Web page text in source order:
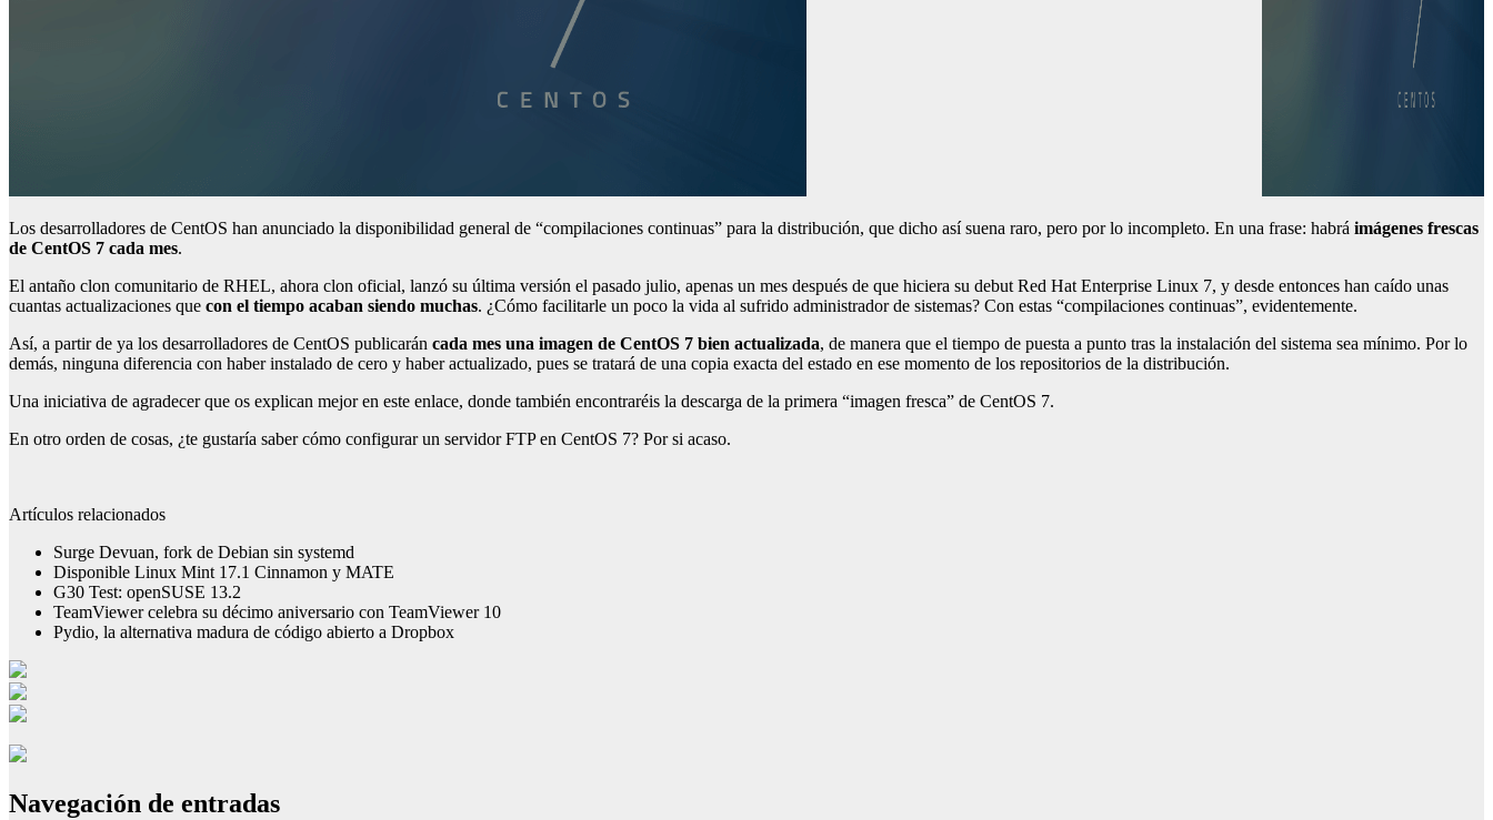
Los desarrolladores de CentOS han anunciado la disponibilidad general de “compilaciones continuas” para la distribución, que dicho así suena raro, pero por lo incompleto. En una frase: habrá imágenes frescas
de CentOS 7 cada mes.
El antaño clon comunitario de RHEL, ahora clon oficial, lanzó su última versión el pasado julio, apenas un mes después de que hiciera su debut Red Hat Enterprise Linux 7, y desde entonces han caído unas
cuantas actualizaciones que con el tiempo acaban siendo muchas. ¿Cómo facilitarle un poco la vida al sufrido administrador de sistemas? Con estas “compilaciones continuas”, evidentemente.
Así, a partir de ya los desarrolladores de CentOS publicarán cada mes una imagen de CentOS 7 bien actualizada, de manera que el tiempo de puesta a punto tras la instalación del sistema sea mínimo. Por lo
demás, ninguna diferencia con haber instalado de cero y haber actualizado, pues se tratará de una copia exacta del estado en ese momento de los repositorios de la distribución.
Una iniciativa de agradecer que os explican mejor en este enlace, donde también encontraréis la descarga de la primera “imagen fresca” de CentOS 7.
En otro orden de cosas, ¿te gustaría saber cómo configurar un servidor FTP en CentOS 7? Por si acaso.
Artículos relacionados
Surge Devuan, fork de Debian sin systemd
Disponible Linux Mint 17.1 Cinnamon y MATE
G30 Test: openSUSE 13.2
TeamViewer celebra su décimo aniversario con TeamViewer 10
Pydio, la alternativa madura de código abierto a Dropbox
Navegación de entradas